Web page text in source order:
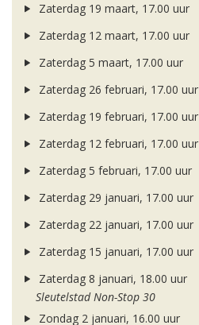
Zaterdag 19 maart, 17.00 uur
Zaterdag 12 maart, 17.00 uur
Zaterdag 5 maart, 17.00 uur
Zaterdag 26 februari, 17.00 uur
Zaterdag 19 februari, 17.00 uur
Zaterdag 12 februari, 17.00 uur
Zaterdag 5 februari, 17.00 uur
Zaterdag 29 januari, 17.00 uur
Zaterdag 22 januari, 17.00 uur
Zaterdag 15 januari, 17.00 uur
Zaterdag 8 januari, 18.00 uur
Sleutelstad Non-Stop 30
Zondag 2 januari, 16.00 uur